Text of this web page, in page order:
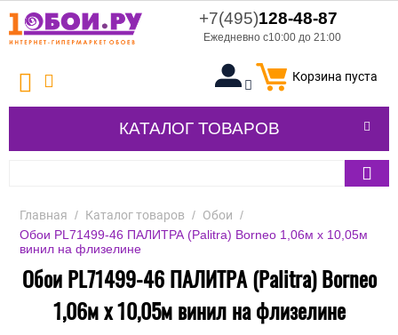
+7(495)128-48-87
Ежедневно с10:00 до 21:00
Корзина пуста
КАТАЛОГ ТОВАРОВ
Главная / Каталог товаров / Обои /
Обои PL71499-46 ПАЛИТРА (Palitra) Borneo 1,06м х 10,05м
винил на флизелине
Обои PL71499-46 ПАЛИТРА (Palitra) Borneo
1,06м х 10,05м винил на флизелине